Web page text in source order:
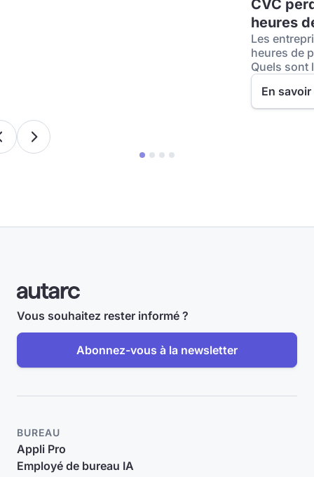
CVC
heures
chaque
Les
heures de
Quels sont
de temps
En
Vous souhaitez rester informé ?
Abonnez-vous à la newsletter
BUREAU
Appli Pro
Employé de bureau IA